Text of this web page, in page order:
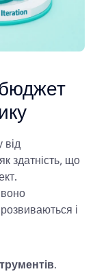
від
здатність, що
і